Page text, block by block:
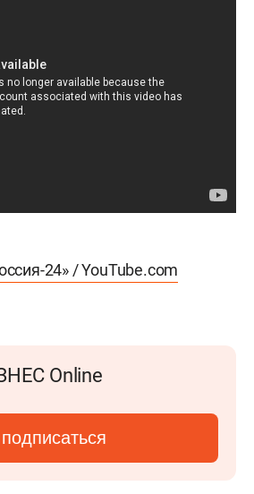
24» / YouTube.com
Online
подписаться